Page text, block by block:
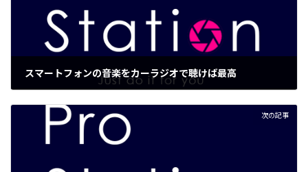
スマートフォンの音楽をカーラジオで聴けば最高
次の記事